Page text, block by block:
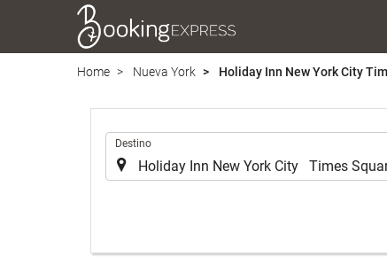
Home Nueva York Holiday Inn New York City
Destino